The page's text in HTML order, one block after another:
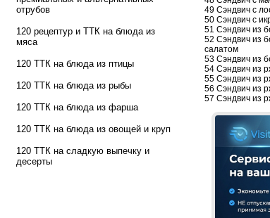
отрубов
120 рецептур и ТТК на блюда из
мяса
120 ТТК на блюда из птицы
120 ТТК на блюда из рыбы
120 ТТК на блюда из фарша
120 ТТК на блюда из овощей и круп
120 ТТК на сладкую выпечку и
десерты
49 Сэндвич с
50 Сэндвич с
51 Сэндвич из
52 Сэндвич из
салатом
53 Сэндвич из
54 Сэндвич из
55 Сэндвич из
56 Сэндвич из
57 Сэндвич из